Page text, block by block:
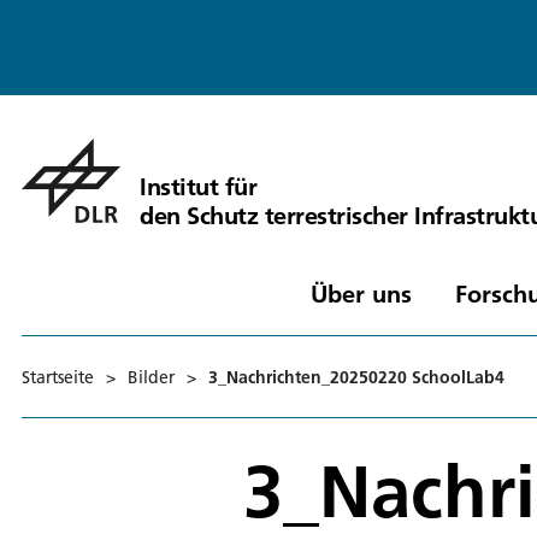
Institut für
den Schutz terrestrischer
Über uns
Startseite > Bilder > 3_Nachrichten_20250220 SchoolLab4